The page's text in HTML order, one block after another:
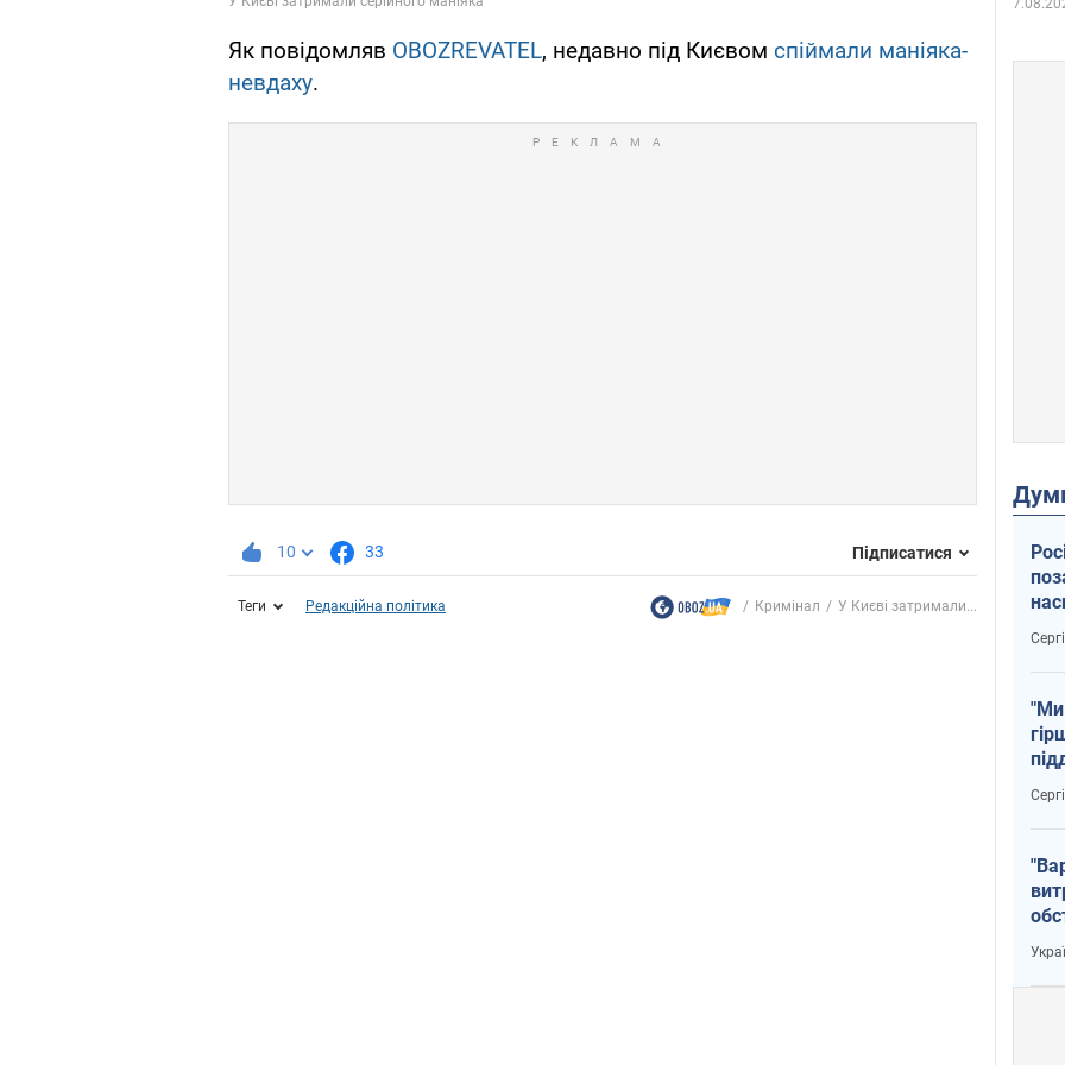
Як повідомляв OBOZREVATEL, недавно під Києвом спіймали маніяка-
невдаху.
10 33 Підписатися
Теги Редакційна політика Кримінал У Києві затримали...
"Ми